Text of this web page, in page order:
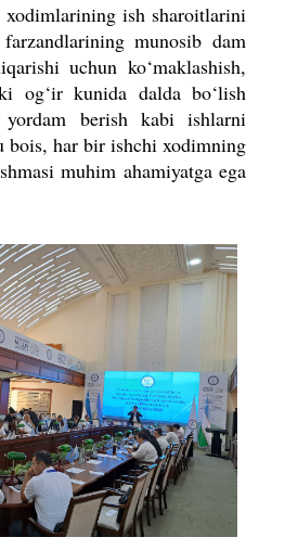
xodimlarining ish sharoitlarini
munosib dam
uchun ko‘maklashish,
og‘ir kunida dalda bo‘lish
yordam berish kabi ishlarni
bois, har bir ishchi xodimning
muhim ahamiyatga ega